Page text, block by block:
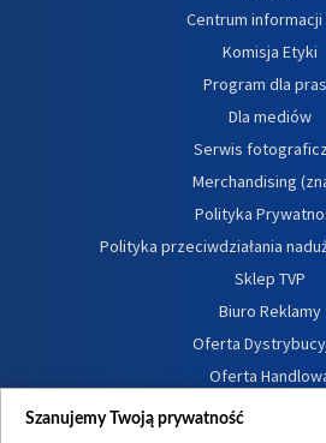
Centrum informacji
Komisja Etyki
Program dla
Dla mediów
Serwis
Merchandising
Polityka
Polityka przeciwdziałania
Sklep TVP
Biuro Reklamy
Oferta
Oferta
Dostępność
Szanujemy Twoją prywatność